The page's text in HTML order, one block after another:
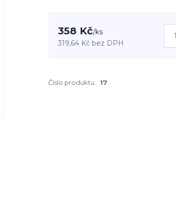
358 Kč/ks
319,64 Kč bez DPH
Číslo produktu: 17